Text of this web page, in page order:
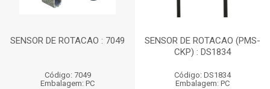
SENSOR DE ROTACAO : 7049
Código: 7049
Embalagem: PC
SENSOR DE ROTACAO (PMS-
CKP) : DS1834
Código: DS1834
Embalagem: PC